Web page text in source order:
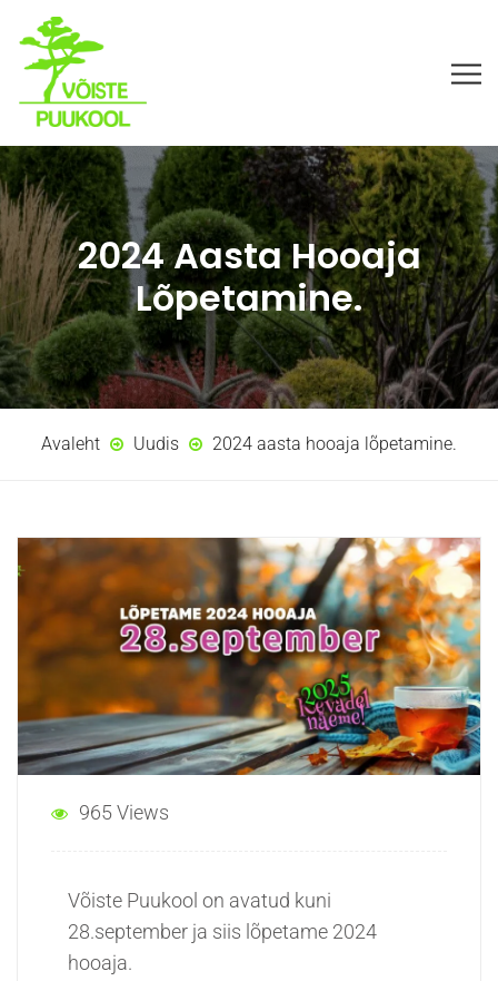
2024 Aasta Hooaja
Lõpetamine.
Avaleht Uudis 2024 aasta hooaja lõpetamine.
965 Views
Võiste Puukool on avatud kuni
28.september ja siis lõpetame 2024
hooaja.